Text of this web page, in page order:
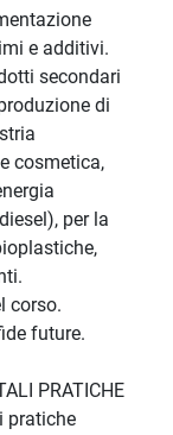
e additivi.
secondari
di
cosmetica,
per la
corso.
future.
PRATICHE
pratiche